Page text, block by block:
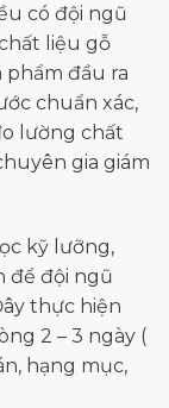
có đội ngũ
liệu gỗ
phẩm đầu ra
chuẩn xác,
lường chất
gia giám
kỹ lưỡng,
để đội ngũ
thực hiện
2 – 3 ngày (
hạng mục,